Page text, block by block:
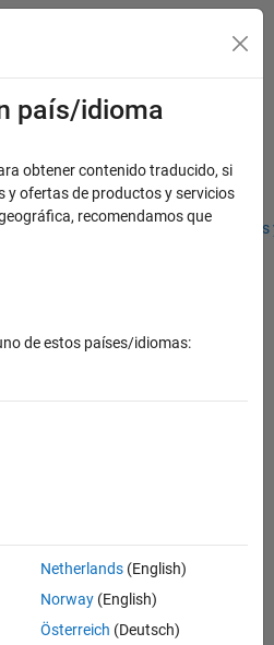
Oficinas locales
país/idioma
obtener contenido traducido, si
y ofertas de productos y servicios
recomendamos que
de estos países/idiomas:
Netherlands(English)
Norway(English)
Österreich (Deutsch)